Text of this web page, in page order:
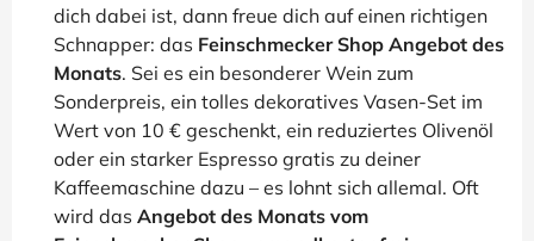
dich dabei ist, dann freue dich auf einen richtigen
Schnapper: das Feinschmecker Shop Angebot des
Monats. Sei es ein besonderer Wein zum
Sonderpreis, ein tolles dekoratives Vasen-Set im
Wert von 10 € geschenkt, ein reduziertes Olivenöl
oder ein starker Espresso gratis zu deiner
Kaffeemaschine dazu – es lohnt sich allemal. Oft
wird das Angebot des Monats vom